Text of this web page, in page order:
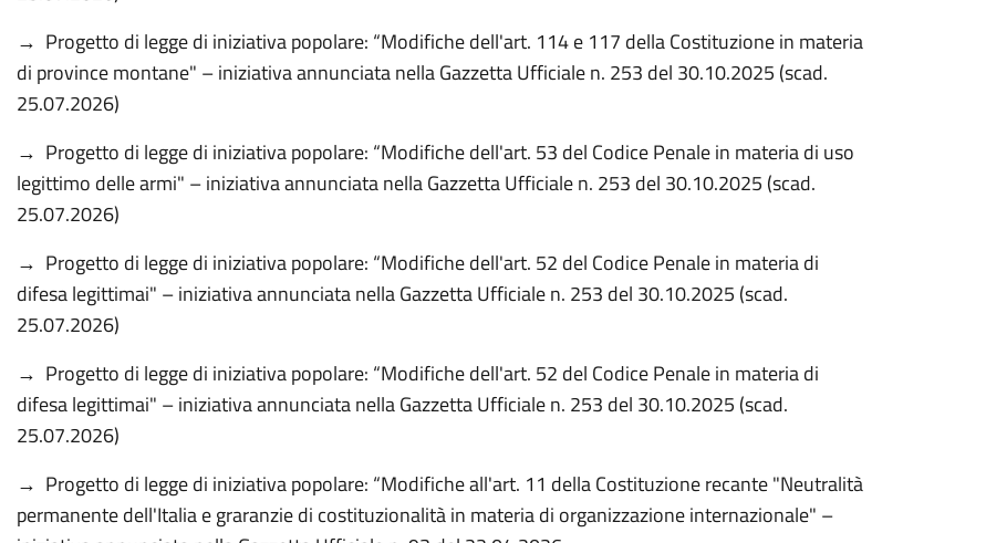
→ Progetto di legge di iniziativa popolare: “Modifiche dell'art. 114 e 117 della Costituzione in materia
di province montane" – iniziativa annunciata nella Gazzetta Ufficiale n. 253 del 30.10.2025 (scad.
25.07.2026)
→ Progetto di legge di iniziativa popolare: “Modifiche dell'art. 53 del Codice Penale in materia di uso
legittimo delle armi" – iniziativa annunciata nella Gazzetta Ufficiale n. 253 del 30.10.2025 (scad.
25.07.2026)
→ Progetto di legge di iniziativa popolare: “Modifiche dell'art. 52 del Codice Penale in materia di
difesa legittimai" – iniziativa annunciata nella Gazzetta Ufficiale n. 253 del 30.10.2025 (scad.
25.07.2026)
→ Progetto di legge di iniziativa popolare: “Modifiche dell'art. 52 del Codice Penale in materia di
difesa legittimai" – iniziativa annunciata nella Gazzetta Ufficiale n. 253 del 30.10.2025 (scad.
25.07.2026)
→ Progetto di legge di iniziativa popolare: “Modifiche all'art. 11 della Costituzione recante "Neutralità
permanente dell'Italia e graranzie di costituzionalità in materia di organizzazione internazionale" –